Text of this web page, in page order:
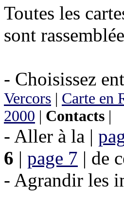
Toutes les
sont
- Choisissez
Vercors | Carte en
2000 | Contacts |
- Aller à la |
6 | page 7 | de
- Agrandir les